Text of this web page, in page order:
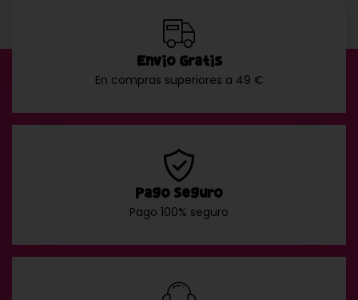
Envío Gratis
En compras superiores a 49 €
Pago Seguro
Pago 100% seguro